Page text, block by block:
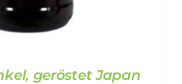
geröstet Japan